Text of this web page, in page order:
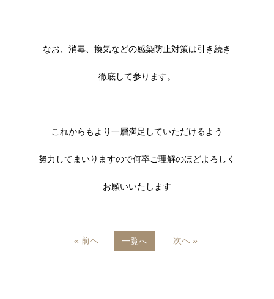
なお、消毒、換気などの感染防止対策は引き続き
徹底して参ります。
これからもより一層満足していただけるよう
努力してまいりますので何卒ご理解のほどよろしく
お願いいたします
« 前へ 一覧へ 次へ »